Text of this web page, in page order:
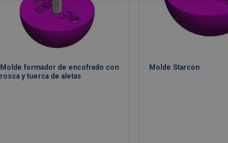
Molde formador de encofrado con
rosca y tuerca de aletas
Molde Starcon